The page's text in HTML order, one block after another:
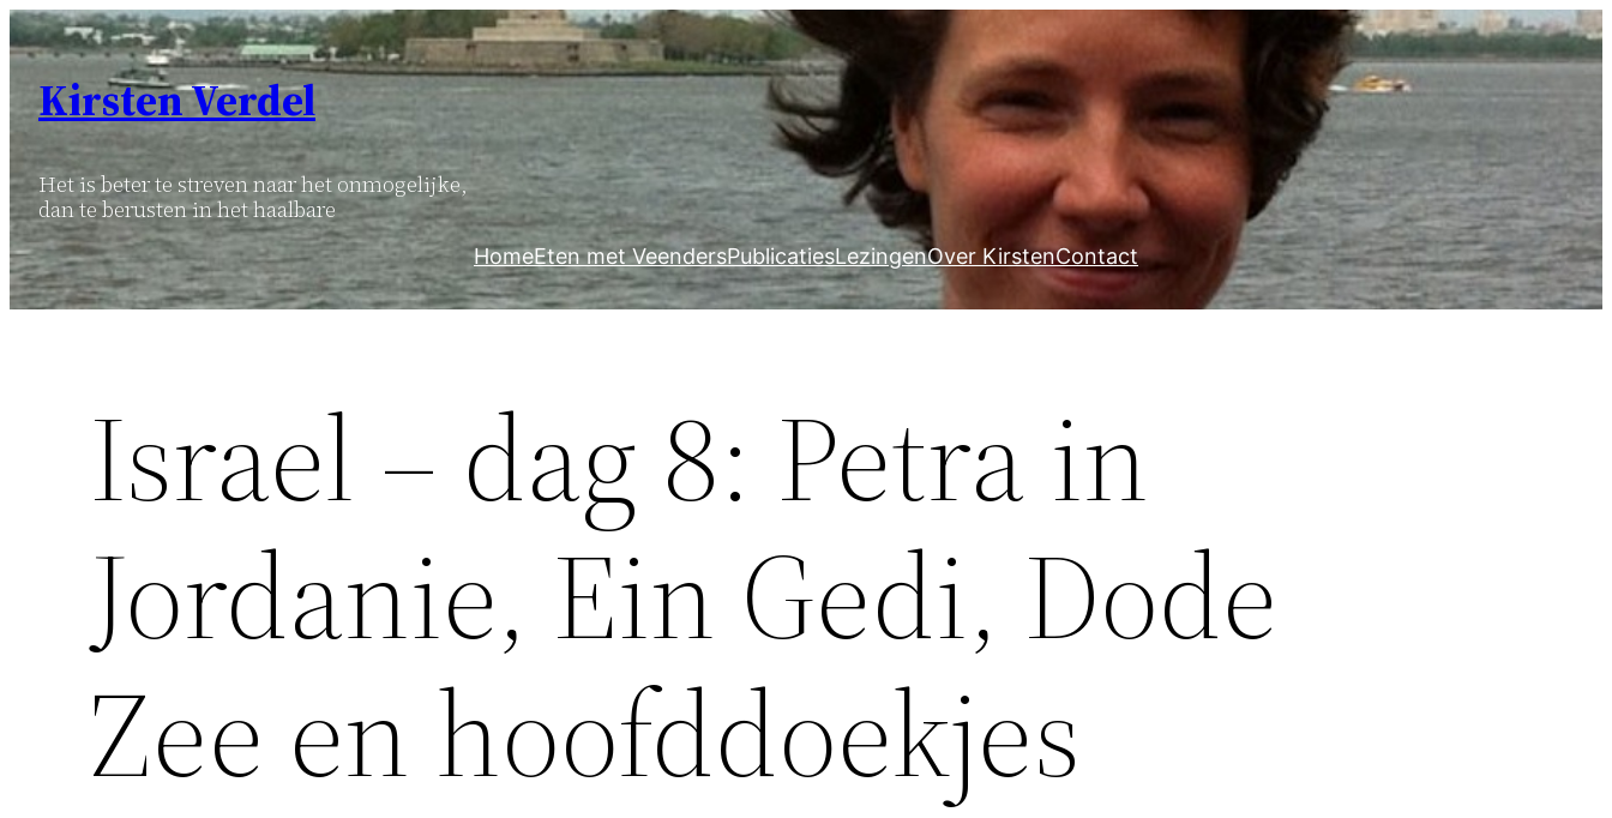
Ga
naar
inhoud
Kirsten Verdel
Het is beter te streven naar het onmogelijke,
dan te berusten in het haalbare
HomeEten met VeendersPublicatiesLezingenOver KirstenContact
Israel – dag 8: Petra in
Jordanie, Ein Gedi, Dode
Zee en hoofddoekjes